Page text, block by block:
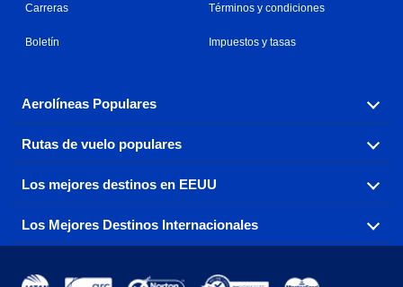
Carreras
Boletín
Términos y condiciones
Impuestos y tasas
Aerolíneas Populares
Explora nuestras opciones de tarifas aéreas baratas por
aerolínea, con más de 500 opciones para elegir.
Aeromexico
Air France Alaska Airlines
Rutas de vuelo populares
Reserva una de nuestras rutas de vuelo más populares
con tres sencillos clics.
Los mejores destinos en EEUU
Encuentra boletos de avión baratos a destinos
populares de los EEUU de costa a costa.
Los Mejores Destinos Internacionales